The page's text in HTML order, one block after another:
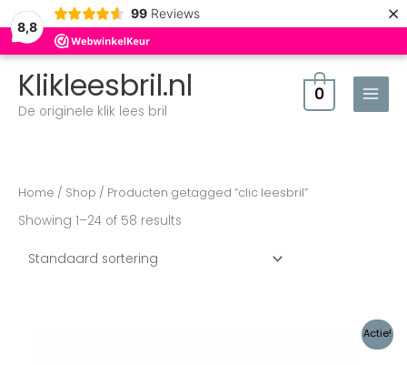
8,8
99 Reviews ×
Klikleesbril.nl
De originele klik lees bril
0
Home / Shop / Producten getagged “clic leesbril”
Showing 1–24 of 58 results
Actie!